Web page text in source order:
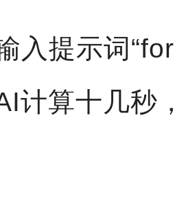
入提示词
计算十几秒